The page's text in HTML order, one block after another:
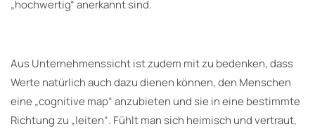
„hochwertig“ anerkannt sind.
Aus Unternehmenssicht ist zudem mit zu bedenken, dass
Werte natürlich auch dazu dienen können, den Menschen
eine „cognitive map“ anzubieten und sie in eine bestimmte
Richtung zu „leiten“. Fühlt man sich heimisch und vertraut,